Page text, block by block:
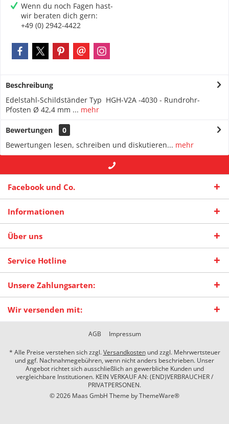
Wenn du noch Fagen hast-
wir beraten dich gern:
+49 (0) 2942-4422
Beschreibung
Edelstahl-Schildständer Typ HGH-V2A -4030 - Rundrohr-
Pfosten Ø 42,4 mm ... mehr
Bewertungen
0
Bewertungen lesen, schreiben und diskutieren... mehr
Facebook und Co.
Informationen
Über uns
Service Hotline
Unsere Zahlungsarten:
Wir versenden mit:
AGB Impressum
* Alle Preise verstehen sich zzgl.Versandkostenund zzgl. Mehrwertsteuer
und ggf. Nachnahmegebühren, wenn nicht anders beschrieben. Unser
Angebot richtet sich ausschließlich an gewerbliche Kunden und
vergleichbare Institutionen. KEIN VERKAUF AN: (END)VERBRAUCHER /
PRIVATPERSONEN.
© 2026 Maas GmbH Theme byThemeWare®